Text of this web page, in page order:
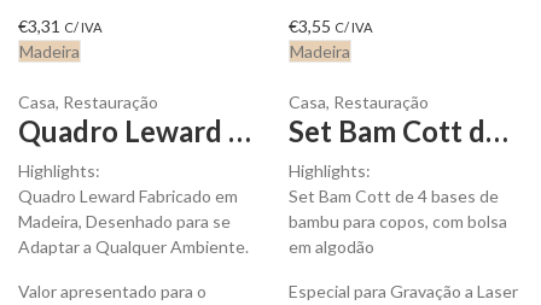
€3,31 C/ IVA
Madeira
€3,55 C/ IVA
Madeira
Casa, Restauração
Quadro Leward Fabricado em Madeira para personalizar
Highlights:
Quadro Leward Fabricado em
Madeira, Desenhado para se
Adaptar a Qualquer Ambiente.
Valor apresentado para o
Casa, Restauração
Set Bam Cott de 4 Bases de Bambu para Copos, para personalizar
Highlights:
Set Bam Cott de 4 bases de
bambu para copos, com bolsa
em algodão
Especial para Gravação a Laser